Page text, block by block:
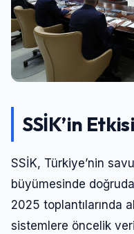
SSİK’in Etkisi
SSİK, Türkiye’nin
büyümesinde
2025 toplantılarında
sistemlere öncelik